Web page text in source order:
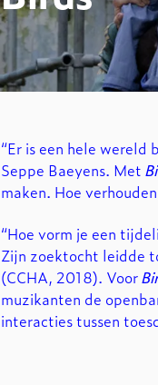
“Er is een hele
Seppe Baeyens. Met
maken. Hoe
“Hoe vorm je een
Zijn zoektocht leidde
(CCHA, 2018). Voor
muzikanten de
interacties tussen